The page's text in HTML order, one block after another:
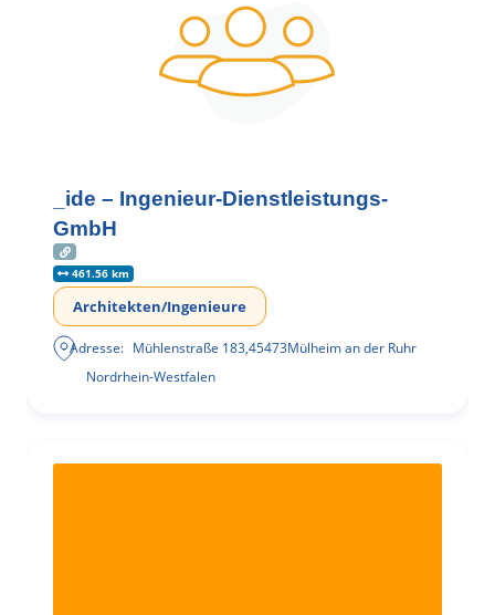
_ide – Ingenieur-Dienstleistungs-
GmbH
461.56 km
Architekten/Ingenieure
Adresse: Mühlenstraße 183,45473Mülheim an der Ruhr
Nordrhein-Westfalen